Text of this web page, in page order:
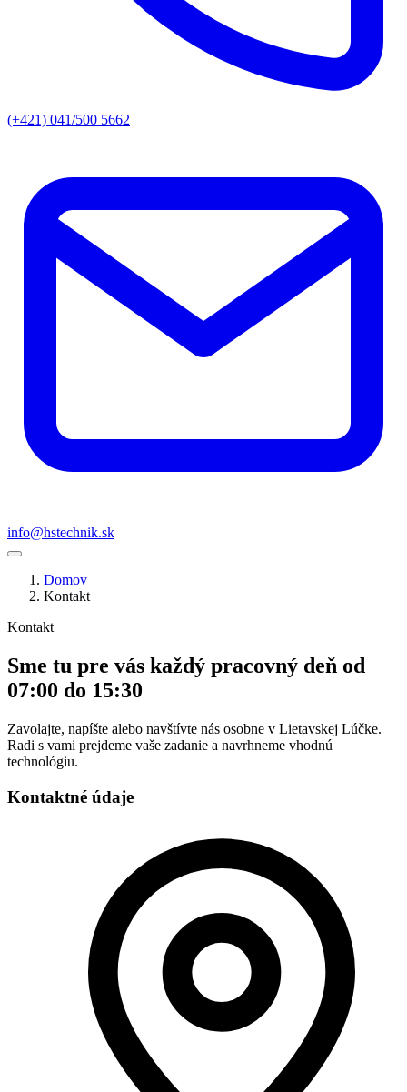
(+421) 041/500 5662
info@hstechnik.sk
Domov
Kontakt
Kontakt
Sme tu pre vás každý pracovný deň od
07:00 do 15:30
Zavolajte, napíšte alebo navštívte nás osobne v Lietavskej Lúčke.
Radi s vami prejdeme vaše zadanie a navrhneme vhodnú
technológiu.
Kontaktné údaje